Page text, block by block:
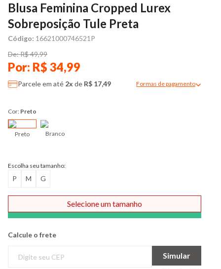
Blusa Feminina Cropped Lurex
Sobreposição Tule Preta
Código: 16621000746521P
De: R$ 49,99
Por: R$ 34,99
Parcele em até 2x de R$ 17,49 Formas de pagamento
Cor: Preto
Preto Branco
Escolha seu tamanho:
P M G
Comprar
Selecione um tamanho
Calcule o frete
Simular